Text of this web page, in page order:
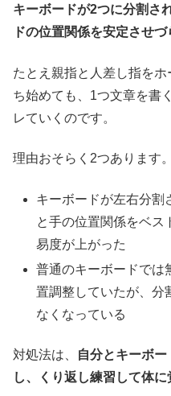
キーボードが2つに分割さ
ドの位置関係を安定させづ
たとえ親指と人差し指を
ち始めても、1つ文章を書
レていくのです。
理由おそらく2つあります。
キーボードが左右分割
と手の位置関係をベス
易度が上がった
普通のキーボードでは
置調整していたが、分
なくなっている
対処法は、
自分とキーボ
し、くり返し練習して体